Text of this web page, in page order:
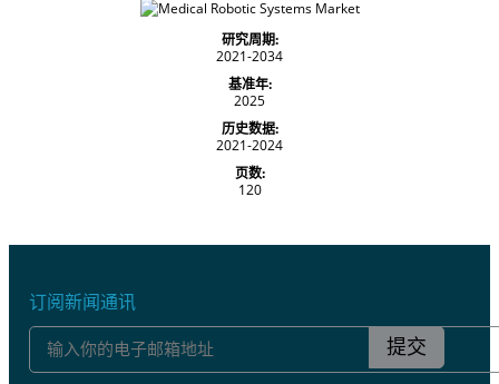
研究周期:
2021-2034
基准年:
2025
历史数据:
2021-2024
页数:
120
订阅新闻通讯
提交